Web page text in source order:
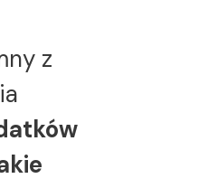
z